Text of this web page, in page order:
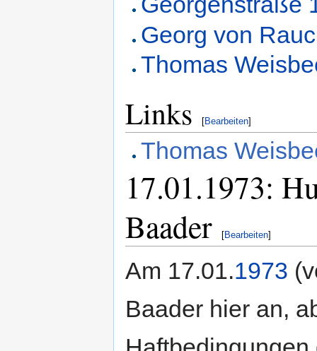
Georg von
Thomas
Links [Bearbeiten]
Thomas
17.01.1973:
Baader
[Bearbeiten]
Am 17.01.1973
Baader hier an,